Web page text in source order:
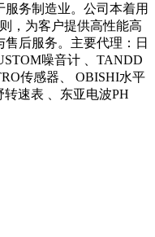
务制造业。公司本着用
，为客户提供高性能高
后服务。主要代理：日
噪音计 、TANDD
传感器、 OBISHI水平
速表 、东亚电波PH